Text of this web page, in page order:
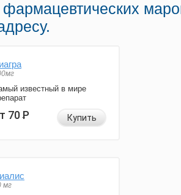
известный в мире
70Р Купить
мг